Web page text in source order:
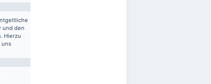
und den
Hierzu
uns